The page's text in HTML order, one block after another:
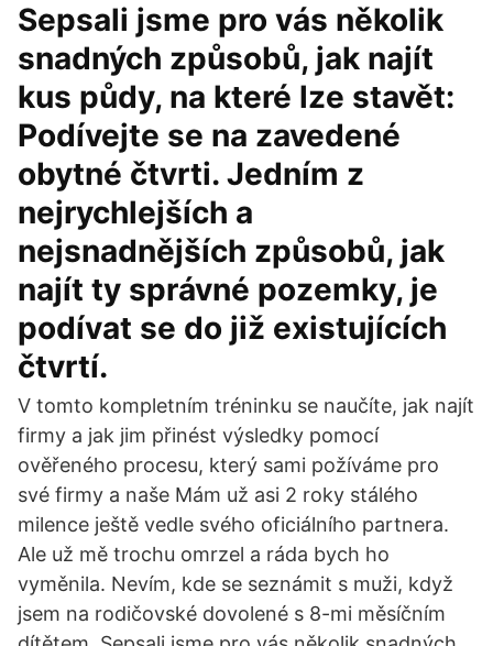
Sepsali jsme pro vás několik
snadných způsobů, jak najít
kus půdy, na které lze stavět:
Podívejte se na zavedené
obytné čtvrti. Jedním z
nejrychlejších a
nejsnadnějších způsobů, jak
najít ty správné pozemky, je
podívat se do již existujících
čtvrtí.
V tomto kompletním tréninku se naučíte, jak najít
firmy a jak jim přinést výsledky pomocí
ověřeného procesu, který sami požíváme pro
své firmy a naše Mám už asi 2 roky stálého
milence ještě vedle svého oficiálního partnera.
Ale už mě trochu omrzel a ráda bych ho
vyměnila. Nevím, kde se seznámit s muži, když
jsem na rodičovské dovolené s 8-mi měsíčním